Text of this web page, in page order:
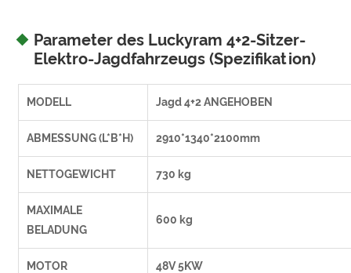
Parameter des Luckyram 4+2-Sitzer-
Elektro-Jagdfahrzeugs (Spezifikation)
MODELL Jagd 4+2 ANGEHOBEN
ABMESSUNG (L*B*H) 2910*1340*2100mm
NETTOGEWICHT 730 kg
MAXIMALE
BELADUNG
600 kg
MOTOR 48V 5KW